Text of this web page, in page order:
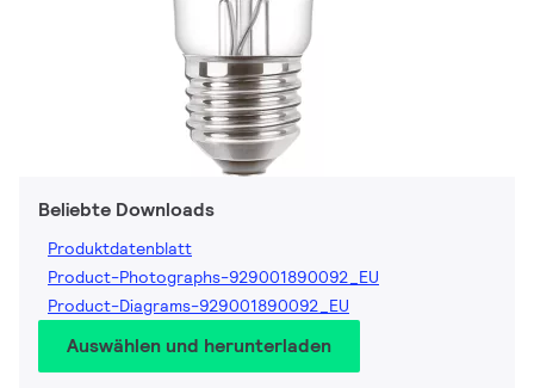
Beliebte Downloads
Produktdatenblatt
Product-Photographs-929001890092_EU
Product-Diagrams-929001890092_EU
Auswählen und herunterladen